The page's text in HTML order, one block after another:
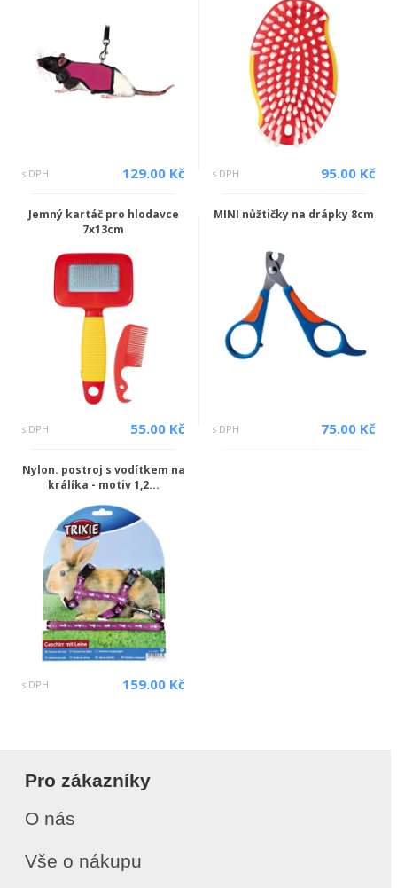
s DPH 129.00 Kč s DPH 95.00 Kč
Jemný kartáč pro hlodavce
7x13cm
s DPH 55.00 Kč
MINI nůžtičky na drápky 8cm
s DPH 75.00 Kč
Nylon. postroj s vodítkem na
králíka - motiv 1,2...
s DPH 159.00 Kč
Pro zákazníky
O nás
Vše o nákupu